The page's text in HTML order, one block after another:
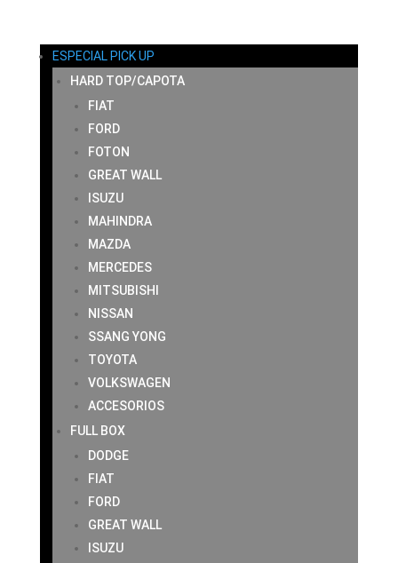
ESPECIAL PICK UP
HARD TOP/CAPOTA
FIAT
FORD
FOTON
GREAT WALL
ISUZU
MAHINDRA
MAZDA
MERCEDES
MITSUBISHI
NISSAN
SSANG YONG
TOYOTA
VOLKSWAGEN
ACCESORIOS
FULL BOX
DODGE
FIAT
FORD
GREAT WALL
ISUZU